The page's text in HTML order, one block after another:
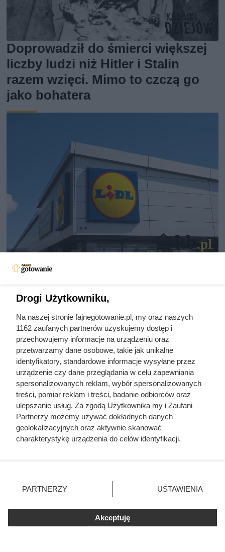
Doprowadził do śmierci większej
liczby ludzi niż Hitler i Stalin
razem wzięci. Mimo to czczą go
jako bohatera
Kawa z Lidla lepsza niż Lavazza?
poezja!
pochodzenie mięsa z Dino. Klienci
Drogi Użytkowniku,
Na naszej stronie fajnegotowanie.pl, my oraz naszych
1162 zaufanych partnerów uzyskujemy dostęp i
przechowujemy informacje na urządzeniu oraz
przetwarzamy dane osobowe, takie jak unikalne
identyfikatory, standardowe informacje wysyłane przez
urządzenie czy dane przeglądania w celu zapewniania
spersonalizowanych reklam, wybór spersonalizowanych
treści, pomiar reklam i treści, badanie odbiorców oraz
ulepszanie usług. Za zgodą Użytkownika my i Zaufani
Partnerzy możemy używać dokładnych danych
geolokalizacyjnych oraz aktywnie skanować
charakterystykę urządzenia do celów identyfikacji.
zmienić/wycofać klikając przycisk ustawień prywatności
znajdujący się w lewym dolnym rogu strony
rodzaje przetwarzania danych nie wymagają zgody
użytkownika, ale masz prawo sprzeciwić się takiemu
przetwarzaniu. Preferencje będą miały zastosowania tylko
PARTNERZY USTAWIENIA
Akceptuję